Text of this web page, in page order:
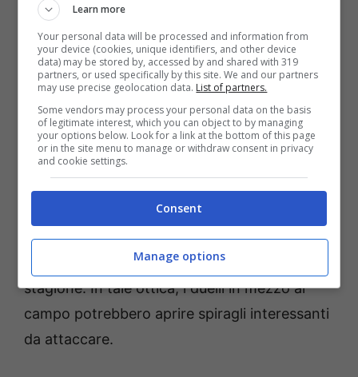
resistenza nel lungo le proprie armi più
ficcanti.
Di contro, la superiorità tecnica e qualitativa
con la quale la mediana dell’Interproverà ad
anestetizzare il palleggio delMilan
rappresenterà un’altra variabile di cui tener
potrebbero prendere in mano il pallino del
gioco sfruttando quelle verticalizzazioni che
ne stanno caratterizzando in positivo la
stagione. In tale ottica, i duelli in mezzo al
campo potrebbero aprire spiragli interessanti
da attaccare.
Learn more
Your personal data will be processed and information from
your device (cookies, unique identifiers, and other device
data) may be stored by, accessed by and shared with 319
partners, or used specifically by this site. We and our partners
may use precise geolocation data. List of partners.
Some vendors may process your personal data on the basis
of legitimate interest, which you can object to by managing
your options below. Look for a link at the bottom of this page
or in the site menu to manage or withdraw consent in privacy
and cookie settings.
Consent
Manage options